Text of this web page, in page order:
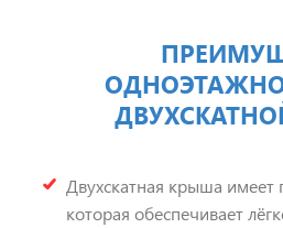
Двухскатная крыша
которая обеспечивает